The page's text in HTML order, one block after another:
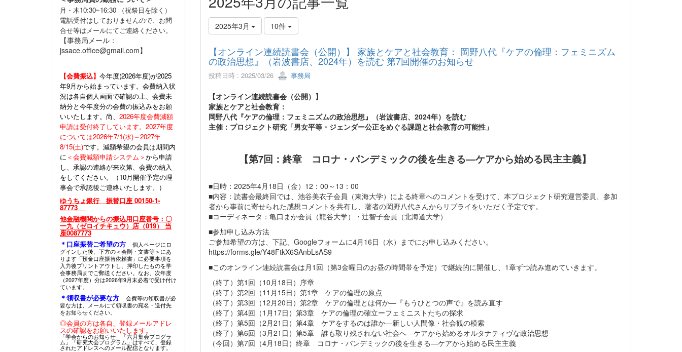
2025年3月 10件
【オンライン連続読書会（公開）】 家族とケアと社会教育： 岡野八代『ケアの倫理：フェミニズム
の政治思想』（岩波書店、2024年）を読む 第7回開催のお知らせ
投稿日時 : 2025/03/26 事務局
【オンライン連続読書会（公開）】
家族とケアと社会教育：
岡野八代『ケアの倫理：フェミニズムの政治思想』（岩波書店、2024年）を読む
主催：プロジェクト研究「男女平等・ジェンダー公正をめぐる課題と社会教育の可能性」
【第7回：終章 コロナ・パンデミックの後を生きる―ケアから始める民主主義】
■日時：2025年4月18日（金）12：00～13：00
■内容：読書会最終回では、池谷美衣子会員（東海大学）による終章へのコメントを受けて、本プロジェクト研究運営委員、参加
者から事前に寄せられた感想コメントを共有し、著者の岡野八代さんからリプライをいただく予定です。
■コーディネータ：亀口まか会員（龍谷大学）・辻智子会員（北海道大学）
■参加申し込み方法
ご参加希望の方は、下記、Googleフォームに4月16日（水）までにお申し込みください。
https://forms.gle/Y48FtkX6SAnbLsAS9
■このオンライン連続読書会は月1回（第3金曜日のお昼の時間帯を予定）で継続的に開催し、1章ずつ読み進めていきます。
（終了）第1回（10月18日）序章
（終了）第2回（11月15日）第1章 ケアの倫理の原点
（終了）第3回（12月20日）第2章 ケアの倫理とは何か―『もうひとつの声で』を読み直す
（終了）第4回（1月17日）第3章 ケアの倫理の確立ーフェミニストたちの探求
（終了）第5回（2月21日）第4章 ケアをするのは誰か―新しい人間像・社会観の模索
（終了）第6回（3月21日）第5章 誰も取り残されない社会へ―ケアから始めるオルタナティヴな政治思想
（今回）第7回（4月18日）終章 コロナ・パンデミックの後を生きる―ケアから始める民主主義
月・木10:30~16:30 （祝祭日を除く）
電話受付はしておりませんので、お問
合せ等はメールにてご連絡ください。
【事務局メール：
jssace.office@gmail.com】
【会費振込】 今年度(2026年度)が2025
年9月から始まっています。会費納入状
況は各自個人画面で確認の上、会費未
納分と今年度分の会費の振込みをお願
いいたします。尚、 2026年度会費減額
申請は受付終了しています。2027年度
については2026年7/1(水)～2027年
8/15(土)です。減額希望の会員は期間内
に ＜会費減額申請システム＞から申請
し、承認の連絡が来次第、会費の納入
をしてください。（10月開催予定の理
事会で承認後ご連絡いたします。）
ゆうちょ銀行 振替口座 00150-1-
87773
他金融機関からの振込用口座番号：〇
一九（ゼロイチキュウ）店（019） 当
座0087773
＊口座振替ご希望の方
個人ページにロ
グインした後、下方の＜会則・文書等＞にあ
ります「預金口座振替依頼書」に必要事項を
入力後プリントアウトし、押印したものを学
会事務局までご郵送ください。なお、次年度
（2027年度）分は2026年9月末必着で受け付け
ています。
＊領収書が必要な方
会費等の領収書が必
要な方は、メールにて領収書の宛名・送付先
をお知らせください。
◎会員の方は各自、登録メールアドレ
スの確認をお願いいたします。
「学会からのお知らせ」「六月集会プログラ
ム」「研究大会プログラム」はすべて、登録
されたアドレスへのメール配信となります。